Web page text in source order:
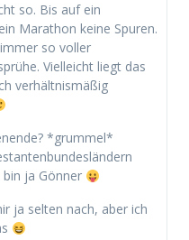
so. Bis auf ein
Marathon keine Spuren.
so voller
Vielleicht liegt das
verhältnismäßig
*grummel*
bin ja Gönner
ja selten nach, aber ich